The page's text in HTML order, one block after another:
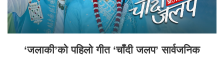
‘जलाकी’को पहिलो गीत ‘चाँदी जलप’ सार्वजनिक